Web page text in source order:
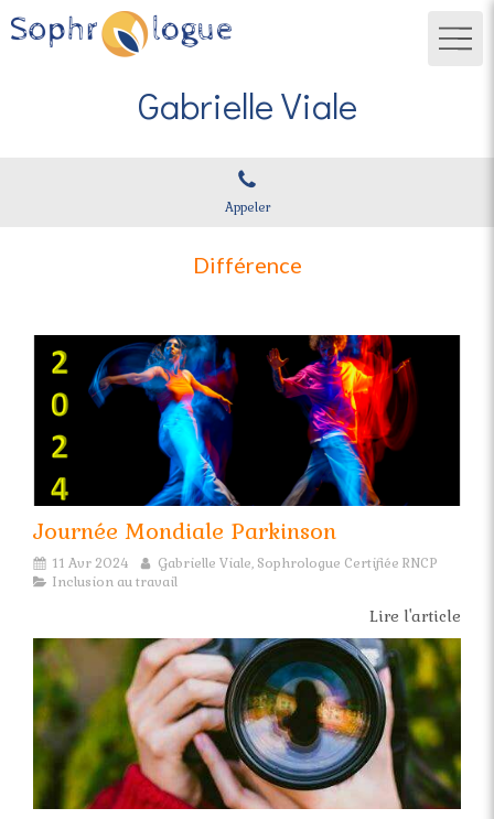
Gabrielle Viale
Appeler
Différence
Journée Mondiale Parkinson
11 Avr 2024
Gabrielle Viale, Sophrologue Certifiée RNCP
Inclusion au travail
Lire l'article